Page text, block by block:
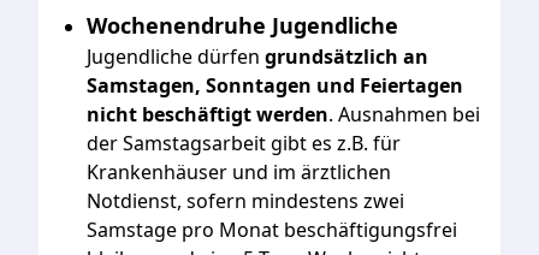
Wochenendruhe Jugendliche
Jugendliche dürfen grundsätzlich an
Samstagen, Sonntagen und Feiertagen
nicht beschäftigt werden. Ausnahmen bei
der Samstagsarbeit gibt es z.B. für
Krankenhäuser und im ärztlichen
Notdienst, sofern mindestens zwei
Samstage pro Monat beschäftigungsfrei